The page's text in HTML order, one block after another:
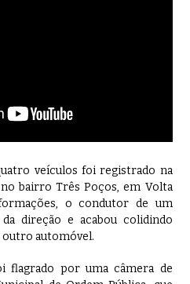
veículos foi registrado na
bairro Três Poços, em Volta
o condutor de um
direção e acabou colidindo
automóvel.
flagrado por uma câmera de